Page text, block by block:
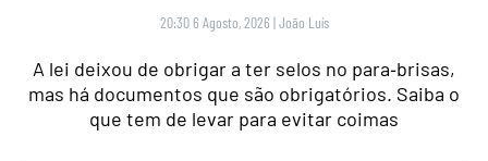
20:30 6 Agosto, 2026 |João Luís
A lei deixou de obrigar a ter selos no para‑brisas,
mas há documentos que são obrigatórios. Saiba o
que tem de levar para evitar coimas